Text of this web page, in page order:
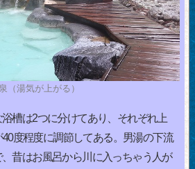
（湯気が上がる）
槽は2つに分けてあり、それぞれ上
度程度に調節してある。男湯の下流
昔はお風呂から川に入っちゃう人が